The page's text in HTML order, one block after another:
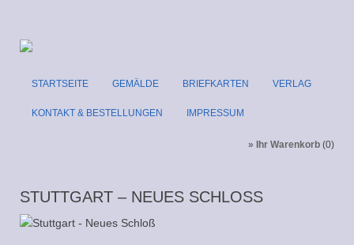
STARTSEITE GEMÄLDE BRIEFKARTEN VERLAG
KONTAKT & BESTELLUNGEN IMPRESSUM
» Ihr Warenkorb (0)
STUTTGART – NEUES SCHLOSS